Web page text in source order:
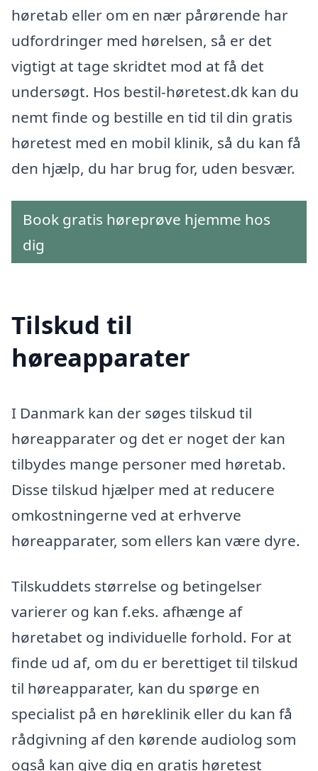
høretab eller om en nær pårørende har
udfordringer med hørelsen, så er det
vigtigt at tage skridtet mod at få det
undersøgt. Hos bestil-høretest.dk kan du
nemt finde og bestille en tid til din gratis
høretest med en mobil klinik, så du kan få
den hjælp, du har brug for, uden besvær.
Book gratis høreprøve hjemme hos
dig
Tilskud til
høreapparater
I Danmark kan der søges tilskud til
høreapparater og det er noget der kan
tilbydes mange personer med høretab.
Disse tilskud hjælper med at reducere
omkostningerne ved at erhverve
høreapparater, som ellers kan være dyre.
Tilskuddets størrelse og betingelser
varierer og kan f.eks. afhænge af
høretabet og individuelle forhold. For at
finde ud af, om du er berettiget til tilskud
til høreapparater, kan du spørge en
specialist på en høreklinik eller du kan få
rådgivning af den kørende audiolog som
også kan give dig en gratis høretest